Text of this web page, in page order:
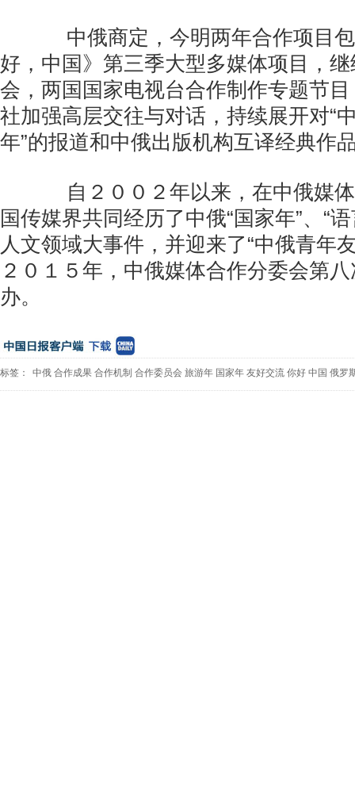
中俄商定，今明两年合作项目包
好，中国》第三季大型多媒体项目，
会，两国国家电视台合作制作专题节
社加强高层交往与对话，持续展开对“
年”的报道和中俄出版机构互译经典作
自２００２年以来，在中俄媒体
国传媒界共同经历了中俄“国家年”、“
人文领域大事件，并迎来了“中俄青
２０１５年，中俄媒体合作分委会第
办。
标签： 中俄 合作成果 合作机制 合作委员会 旅游年 国家年 友好交流 你好 中国 俄罗